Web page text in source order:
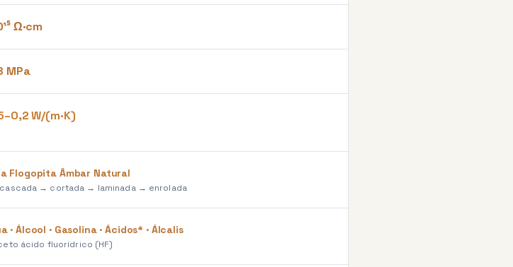
Ω·cm
MPa
W/(m·K)
Flogopita Âmbar Natural
→ cortada → laminada → enrolada
· Álcool · Gasolina · Ácidos* · Álcalis
ácido fluorídrico (HF)